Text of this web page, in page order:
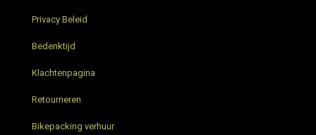
Grunnduro Gravel Bikepacking weekend
Bikepacking trip in Nederland
Parapera Anemos Gravelbike
Restrap Bar Pack stuurtas – Nieuw
Bikepacking trip Limburg
Privacy Beleid
Bedenktijd
Klachtenpagina
Retourneren
Bikepacking verhuur